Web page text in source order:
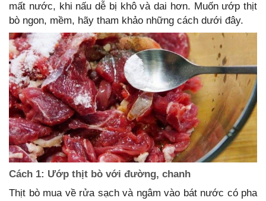
mất nước, khi nấu dễ bị khô và dai hơn. Muốn ướp thịt
bò ngon, mềm, hãy tham khảo những cách dưới đây.
Cách 1: Ướp thịt bò với đường, chanh
Thịt bò mua về rửa sạch và ngâm vào bát nước có pha